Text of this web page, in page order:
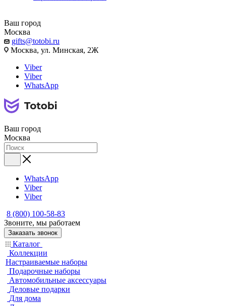
Ваш город
Москва
gifts@totobi.ru
Москва, ул. Минская, 2Ж
Viber
Viber
WhatsApp
Ваш город
Москва
WhatsApp
Viber
Viber
8 (800) 100-58-83
Звоните, мы работаем
Заказать звонок
Каталог
Коллекции
Настраиваемые наборы
Подарочные наборы
Автомобильные аксессуары
Деловые подарки
Для дома